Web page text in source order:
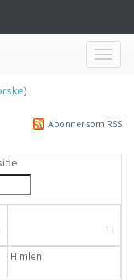
Toggle
)
Abonner som RSS
Himlen